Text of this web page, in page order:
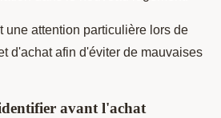
une attention particulière lors de
d'achat afin d'éviter de mauvaises
avant l'achat